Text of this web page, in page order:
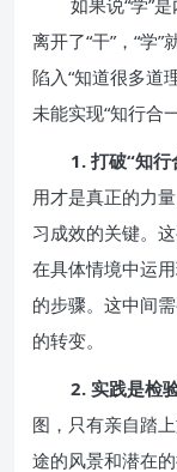
如果说“学”
离开了“干”，“学
陷入“知道很多道
未能实现“知行合一
1. 打破“知行
用才是真正的力
习成效的关键。
在具体情境中运
的步骤。这中间
的转变。
2. 实践是检
图，只有亲自踏
途的风景和潜在